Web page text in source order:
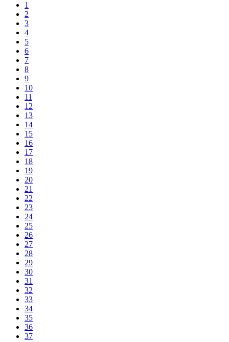
1
2
3
4
5
6
7
8
9
10
11
12
13
14
15
16
17
18
19
20
21
22
23
24
25
26
27
28
29
30
31
32
33
34
35
36
37